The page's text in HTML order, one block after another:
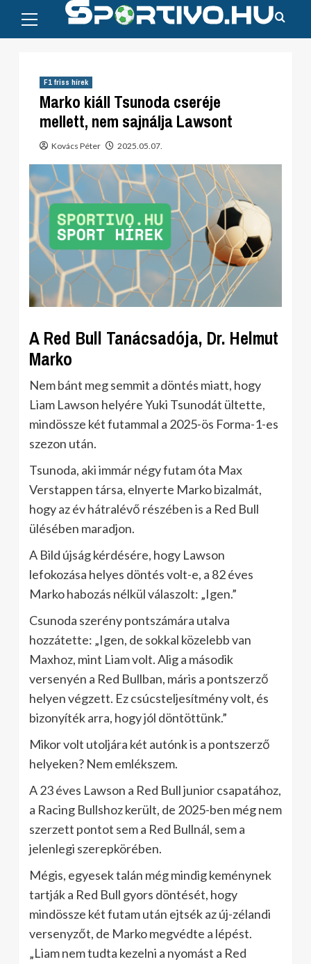
content
Menu
F1 friss hírek
Marko kiáll Tsunoda cseréje
mellett, nem sajnálja Lawsont
Kovács Péter 2025.05.07.
A Red Bull Tanácsadója, Dr. Helmut
Marko
Nem bánt meg semmit a döntés miatt, hogy
Liam Lawson helyére Yuki Tsunodát ültette,
mindössze két futammal a 2025-ös Forma-1-es
szezon után.
Tsunoda, aki immár négy futam óta Max
Verstappen társa, elnyerte Marko bizalmát,
hogy az év hátralévő részében is a Red Bull
ülésében maradjon.
A Bild újság kérdésére, hogy Lawson
lefokozása helyes döntés volt-e, a 82 éves
Marko habozás nélkül válaszolt: „Igen.”
Csunoda szerény pontszámára utalva
hozzátette: „Igen, de sokkal közelebb van
Maxhoz, mint Liam volt. Alig a második
versenyén a Red Bullban, máris a pontszerző
helyen végzett. Ez csúcsteljesítmény volt, és
bizonyíték arra, hogy jól döntöttünk.”
Mikor volt utoljára két autónk is a pontszerző
helyeken? Nem emlékszem.
A 23 éves Lawson a Red Bull junior csapatához,
a Racing Bullshoz került, de 2025-ben még nem
szerzett pontot sem a Red Bullnál, sem a
jelenlegi szerepkörében.
Mégis, egyesek talán még mindig keménynek
tartják a Red Bull gyors döntését, hogy
mindössze két futam után ejtsék az új-zélandi
versenyzőt, de Marko megvédte a lépést.
„Liam nem tudta kezelni a nyomást a Red